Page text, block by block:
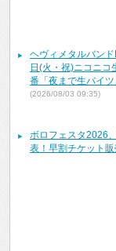
ヘヴィメタルバン
日(火・祝)ニコニコ
番「夜まで生バイツ
(2026/08/03 09:35)
ボロフェスタ2026
表！早割チケット販